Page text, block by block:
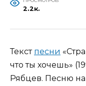
2.2к.
Текст песни
что ты хочешь»
Рябцев. Песню